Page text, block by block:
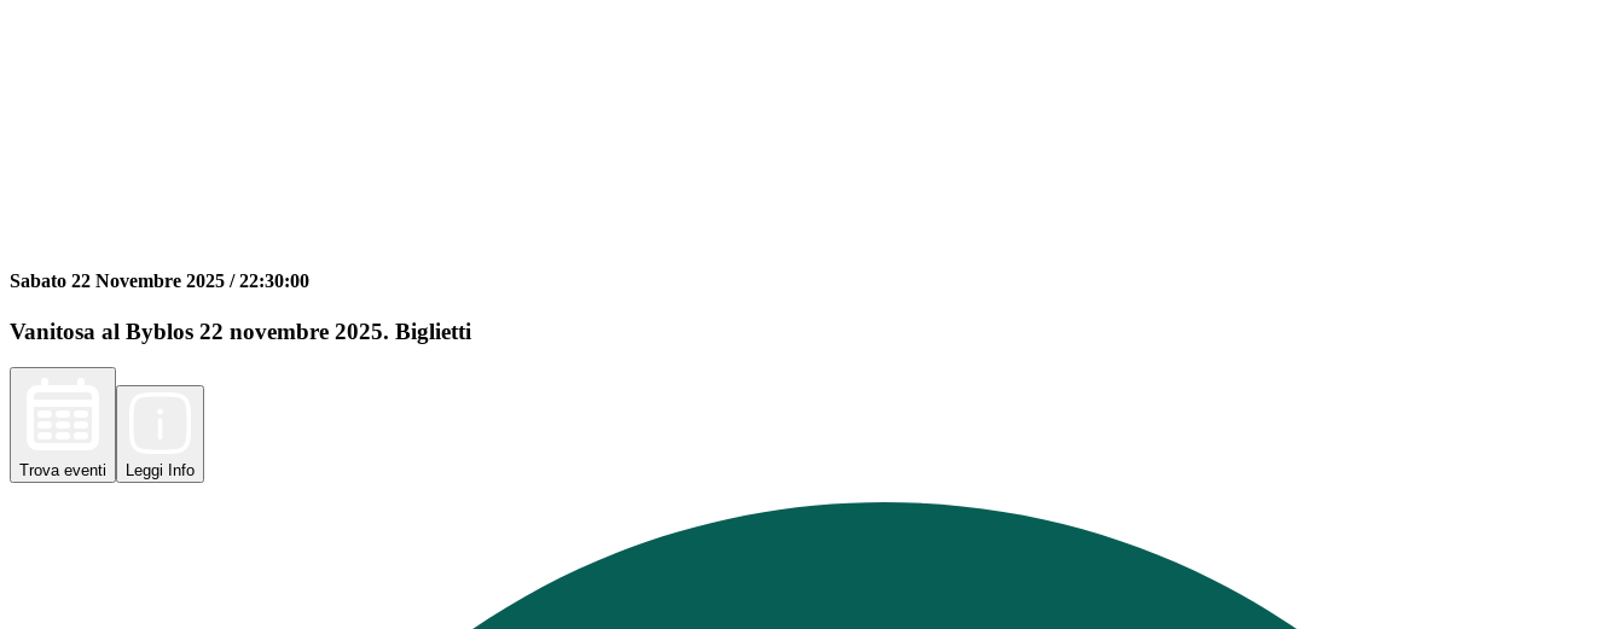
Sabato 22 Novembre 2025 /22:30:00
Vanitosa al Byblos 22 novembre 2025. Biglietti
Trova eventi Leggi Info